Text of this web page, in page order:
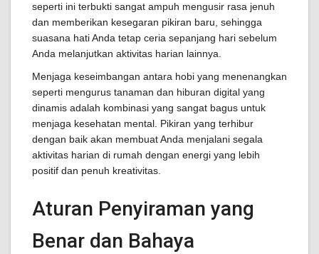
seperti ini terbukti sangat ampuh mengusir rasa jenuh
dan memberikan kesegaran pikiran baru, sehingga
suasana hati Anda tetap ceria sepanjang hari sebelum
Anda melanjutkan aktivitas harian lainnya.
Menjaga keseimbangan antara hobi yang menenangkan
seperti mengurus tanaman dan hiburan digital yang
dinamis adalah kombinasi yang sangat bagus untuk
menjaga kesehatan mental. Pikiran yang terhibur
dengan baik akan membuat Anda menjalani segala
aktivitas harian di rumah dengan energi yang lebih
positif dan penuh kreativitas.
Aturan Penyiraman yang
Benar dan Bahaya